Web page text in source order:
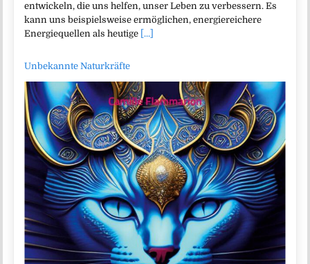
entwickeln, die uns helfen, unser Leben zu verbessern. Es
kann uns beispielsweise ermöglichen, energiereichere
Energiequellen als heutige [...]
Unbekannte Naturkräfte